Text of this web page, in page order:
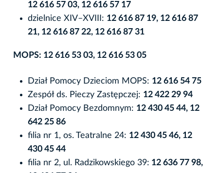
12 616 57 03, 12 616 57 17
dzielnice XIV–XVIII: 12 616 87 19, 12 616 87
21, 12 616 87 22, 12 616 87 31
MOPS: 12 616 53 03, 12 616 53 05
Dział Pomocy Dzieciom MOPS: 12 616 54 75
Zespół ds. Pieczy Zastępczej: 12 422 29 94
Dział Pomocy Bezdomnym: 12 430 45 44, 12
642 25 86
filia nr 1, os. Teatralne 24: 12 430 45 46, 12
430 45 44
filia nr 2, ul. Radzikowskiego 39: 12 636 77 98,